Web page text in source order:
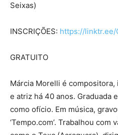
Seixas)
INSCRIÇÕES: https://linktr.ee/
GRATUITO
Márcia Morelli é
e atriz há 40 anos. Graduada
como ofício. Em música,
‘Tempo.com’. Trabalhou